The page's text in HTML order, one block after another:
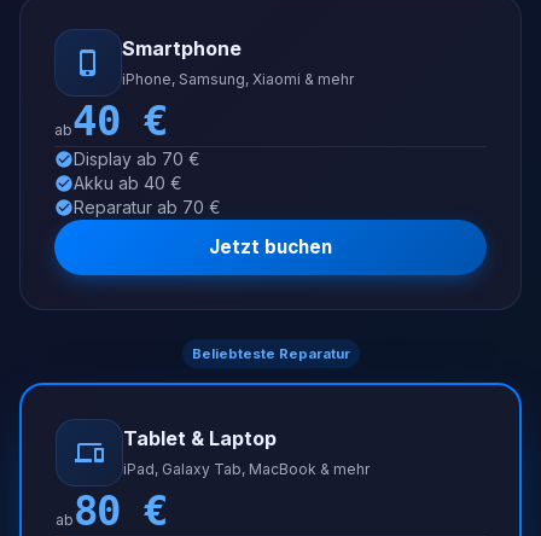
Smartphone
iPhone, Samsung, Xiaomi & mehr
ab40 €
Display ab 70 €
Akku ab 40 €
Reparatur ab 70 €
Jetzt buchen
Beliebteste Reparatur
Tablet & Laptop
iPad, Galaxy Tab, MacBook & mehr
ab 80 €